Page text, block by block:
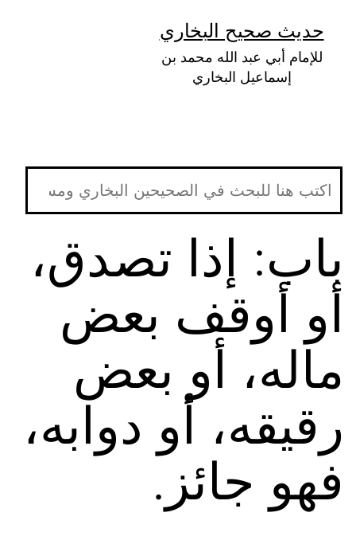
المحتوى
حديث صحيح البخاري
للإمام أبي عبد الله محمد بن
إسماعيل البخاري
باب: إذا تصدق،
أو أوقف بعض
ماله، أو بعض
رقيقه، أو دوابه،
فهو جائز.